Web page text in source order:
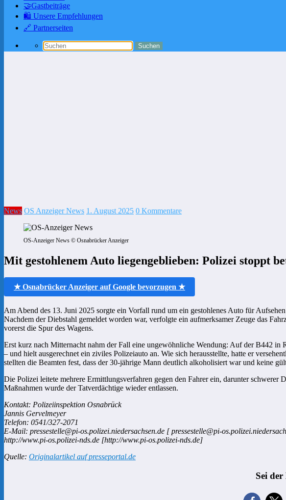
🤝Gastbeiträge
🛍️ Unsere Empfehlungen
🔗 Partnerseiten
News OS Anzeiger News 1. August 2025 0 Kommentare
OS-Anzeiger News © Osnabrücker Anzeiger
Mit gestohlenem Auto liegengeblieben: Polizei stoppt
★ Osnabrücker Anzeiger auf Google bevorzugen ★
Am Abend des 13. Juni 2025 sorgte ein Vorfall rund um ein gestohlenes Auto für
Nachdem der Diebstahl gemeldet worden war, verfolgte ein aufmerksamer Zeuge das
vorerst die Spur des Wagens.
Erst kurz nach Mitternacht nahm der Fall eine ungewöhnliche Wendung: Auf der B442 in
– und hielt ausgerechnet ein ziviles Polizeiauto an. Wie sich herausstellte, hatte er
stellten die Beamten fest, dass der 30-jährige Mann deutlich alkoholisiert war und keine
Die Polizei leitete mehrere Ermittlungsverfahren gegen den Fahrer ein, darunter
Maßnahmen wurde der Tatverdächtige wieder entlassen.
Kontakt: Polizeiinspektion Osnabrück
Jannis Gervelmeyer
Telefon: 0541/327-2071
E-Mail: pressestelle@pi-os.polizei.niedersachsen.de [ pressestelle@pi-
http://www.pi-os.polizei-nds.de [http://www.pi-os.polizei-nds.de]
Quelle: Originalartikel auf presseportal.de
Sei